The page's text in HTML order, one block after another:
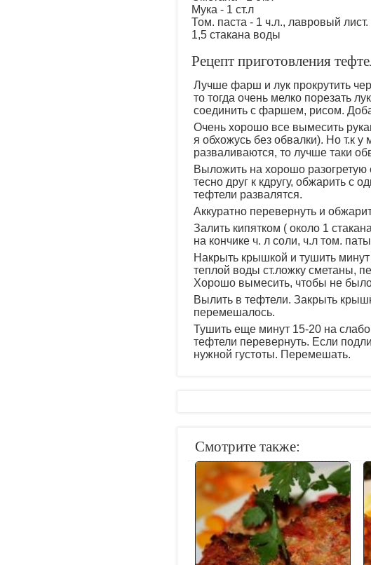
Мука - 1 ст.л
Том. паста - 1 ч.л., лавровый лист.
1,5 стакана воды
Рецепт приготовления
Лучше фарш и лук прокрутить
то тогда очень мелко порезать
соединить с фаршем, рисом.
Очень хорошо все вымесить
я обхожусь без обвалки). Но т.к
разваливаются, то лучше таки
Выложить на хорошо разогретую
тесно друг к кдругу, обжарить с
тефтели развалятся.
Аккуратно перевернуть и
Залить кипятком ( около 1
на кончике ч. л соли, ч.л том.
Накрыть крышкой и тушить
теплой воды ст.ложку сметаны,
Хорошо вымесить, чтобы не
Вылить в тефтели. Закрыть
перемешалось.
Тушить еще минут 15-20 на
тефтели перевернуть. Если
нужной густоты. Перемешать.
Смотрите также: